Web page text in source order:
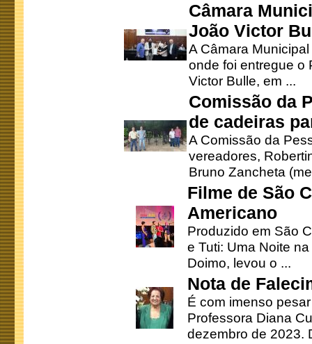
Câmara
João Victor
A Câmara
onde foi entregue o
Victor Bulle, em ...
Comissão da
de cadeiras
A Comissão da
vereadores,
Bruno Zancheta
Filme de São
Americano
Produzido em São
e Tuti: Uma Noite
Doimo, levou o ...
Nota de
É com imenso
Professora Diana
dezembro de 2023.